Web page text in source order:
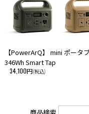
【PowerArQ】 mini ポータ
346Wh Smart Tap
34,100円(税込)